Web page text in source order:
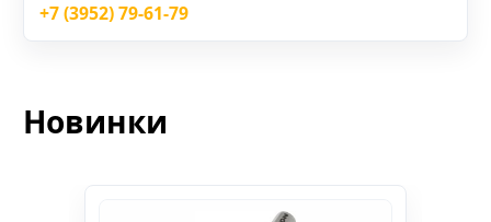
+7 (3952) 79-61-79
Новинки